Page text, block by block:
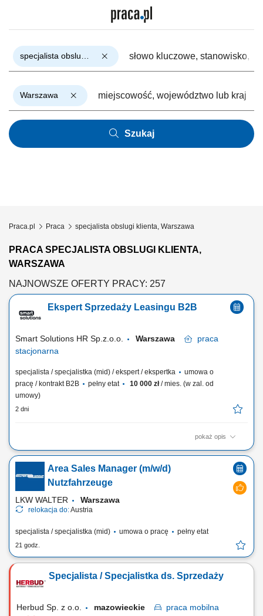
Warszawa
Szukaj
Praca.pl Praca specjalista obslugi klienta, Warszawa
PRACA SPECJALISTA OBSLUGI KLIENTA,
WARSZAWA
NAJNOWSZE OFERTY PRACY: 257
Ekspert Sprzedaży Leasingu B2B
Smart Solutions HR Sp.z.o.o. Warszawa
praca
stacjonarna
specjalista / specjalistka (mid) / ekspert / ekspertka
umowa o
pracę / kontrakt B2B
pełny etat 10 000 zł/ mies. (w zal. od
umowy)
2 dni
pokaż opis
Twój zakres zadań aktywne pozyskiwanie klientów biznesowych
zainteresowanych leasingiem i finansowaniem, budowanie oraz
rozwijanie długofalowych relacji z przedsiębiorcami, prowadzenie
całego procesu sprzedaży – od pierwszego kontaktu z klientem do
finalizacji umowy, analiza potrzeb...
Area Sales Manager (m/w/d)
Nutzfahrzeuge
LKW WALTER Warszawa
relokacja do:Austria
specjalista / specjalistka (mid) umowa o pracę pełny etat
21 godz.
Specjalista / Specjalistka ds. Sprzedaży
Herbud Sp. z o.o. mazowieckie praca mobilna